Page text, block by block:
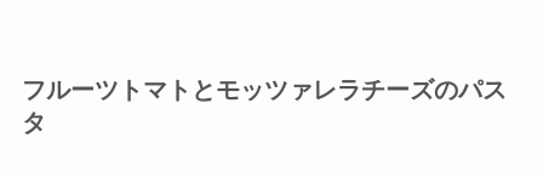
フルーツトマトとモッツァレラチーズのパス
タ